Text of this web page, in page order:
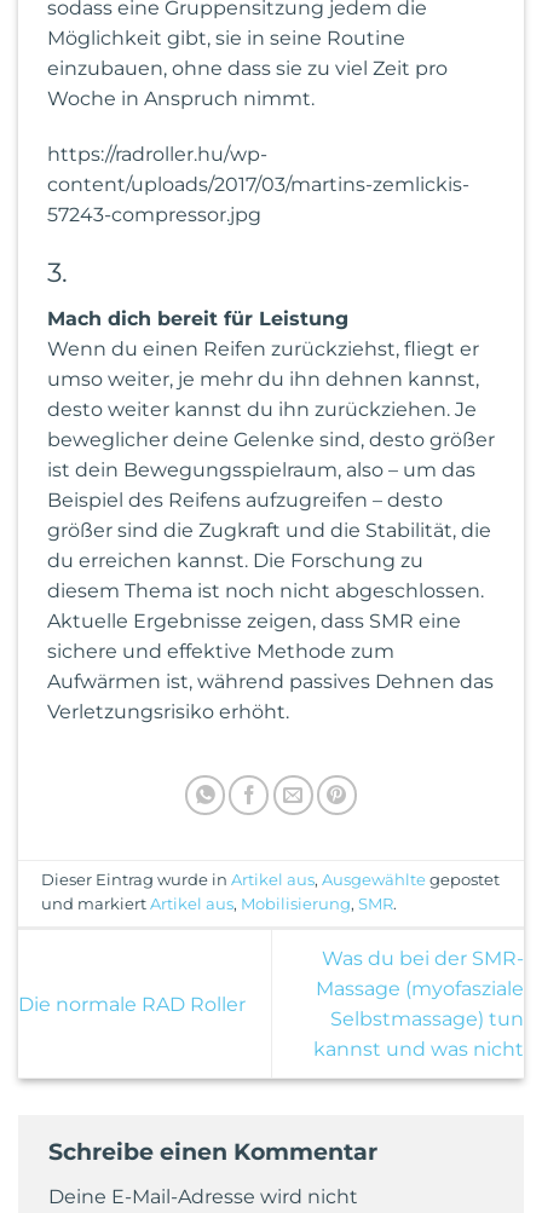
sodass eine Gruppensitzung jedem die
Möglichkeit gibt, sie in seine Routine
einzubauen, ohne dass sie zu viel Zeit pro
Woche in Anspruch nimmt.
https://radroller.hu/wp-
content/uploads/2017/03/martins-zemlickis-
57243-compressor.jpg
3.
Mach dich bereit für Leistung
Wenn du einen Reifen zurückziehst, fliegt er
umso weiter, je mehr du ihn dehnen kannst,
desto weiter kannst du ihn zurückziehen. Je
beweglicher deine Gelenke sind, desto größer
ist dein Bewegungsspielraum, also – um das
Beispiel des Reifens aufzugreifen – desto
größer sind die Zugkraft und die Stabilität, die
du erreichen kannst. Die Forschung zu
diesem Thema ist noch nicht abgeschlossen.
Aktuelle Ergebnisse zeigen, dass SMR eine
sichere und effektive Methode zum
Aufwärmen ist, während passives Dehnen das
Verletzungsrisiko erhöht.
Dieser Eintrag wurde inArtikel aus,Ausgewählte gepostet
und markiertArtikel aus, Mobilisierung,SMR.
Die normale RAD Roller
Was du bei der SMR-
Massage (myofasziale
Selbstmassage) tun
kannst und was nicht
Schreibe einen Kommentar
Deine E-Mail-Adresse wird nicht